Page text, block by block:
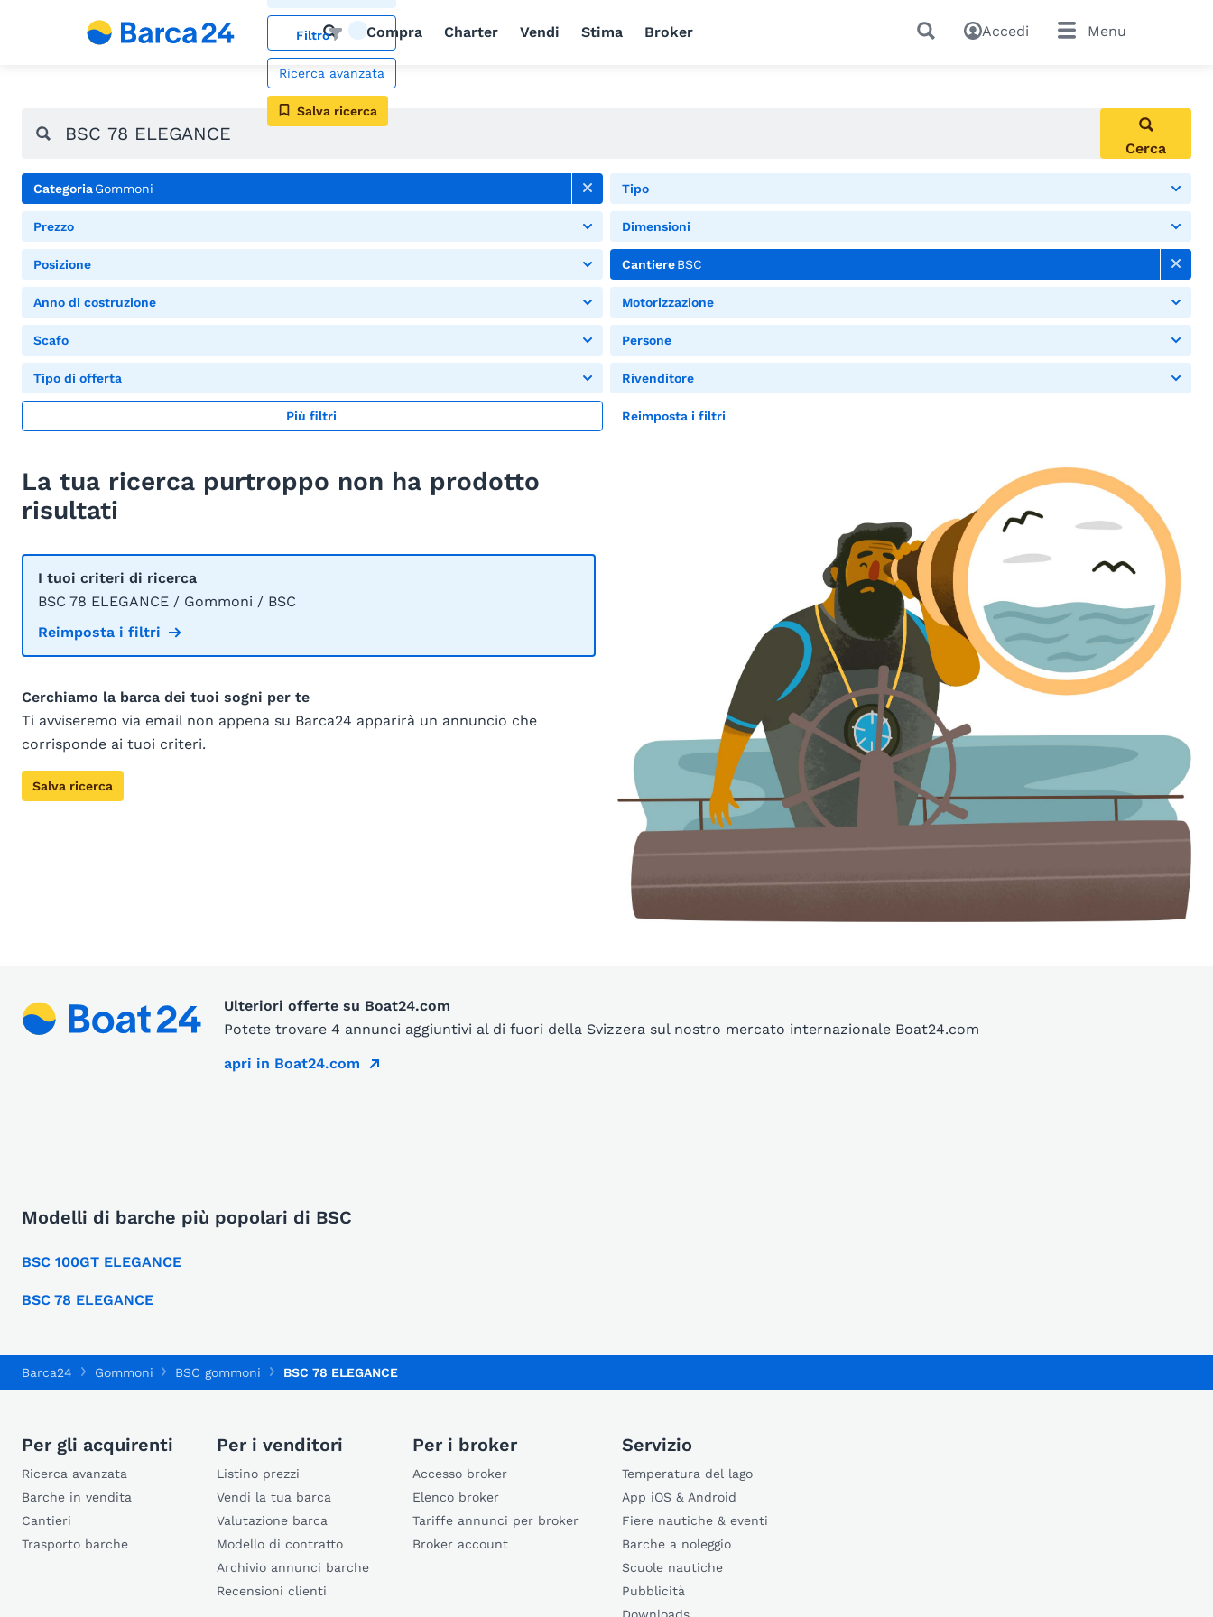
Compra Charter Vendi Stima Broker Accedi Menu
Filtro
Ricerca avanzata
Salva ricerca
Cerca
CategoriaGommoni Tipo
Prezzo Dimensioni
Posizione CantiereBSC
Anno di costruzione Motorizzazione
Scafo Persone
Tipo di offerta Rivenditore
Più filtri Reimposta i filtri
La tua ricerca purtroppo non ha prodotto
risultati
I tuoi criteri di ricerca
BSC 78 ELEGANCE / Gommoni / BSC
Reimposta i filtri
Cerchiamo la barca dei tuoi sogni per te
Ti avviseremo via email non appena su Barca24 apparirà un annuncio che
corrisponde ai tuoi criteri.
Salva ricerca
Ulteriori offerte su Boat24.com
Potete trovare 4 annunci aggiuntivi al di fuori della Svizzera sul nostro mercato internazionale Boat24.com
apri in Boat24.com
Modelli di barche più popolari di BSC
BSC 100GT ELEGANCE
BSC 78 ELEGANCE
Barca24 Gommoni BSC gommoni BSC 78 ELEGANCE
Per gli acquirenti
Ricerca avanzata
Barche in vendita
Cantieri
Trasporto barche
Per i venditori
Listino prezzi
Vendi la tua barca
Valutazione barca
Modello di contratto
Archivio annunci barche
Recensioni clienti
Per i broker
Accesso broker
Elenco broker
Tariffe annunci per broker
Broker account
Servizio
Temperatura del lago
App iOS & Android
Fiere nautiche & eventi
Barche a noleggio
Scuole nautiche
Pubblicità